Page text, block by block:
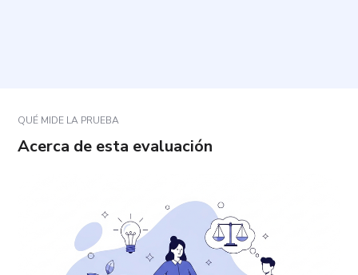
QUÉ MIDE LA PRUEBA
Acerca de esta evaluación